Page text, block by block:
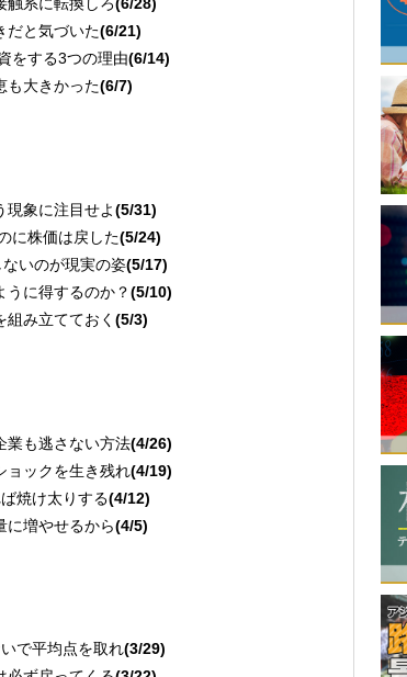
触系に転換しろ(6/28)
だと気づいた(6/21)
をする3つの理由(6/14)
も大きかった(6/7)
現象に注目せよ(5/31)
に株価は戻した(5/24)
いのが現実の姿(5/17)
うに得するのか？(5/10)
み立てておく (5/3)
業も逃さない方法(4/26)
ョックを生き残れ(4/19)
焼け太りする(4/12)
に増やせるから(4/5)
で平均点を取れ(3/29)